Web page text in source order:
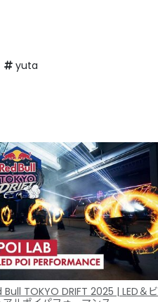
yuta
Bull TOKYO DRIFT 2025 | LED＆ビ